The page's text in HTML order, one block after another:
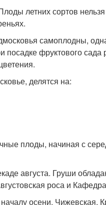
летних сортов
самоплодны,
посадке фруктового
делятся на:
плоды, начиная с
августа. Груши
роса и
осени. Чижевская,